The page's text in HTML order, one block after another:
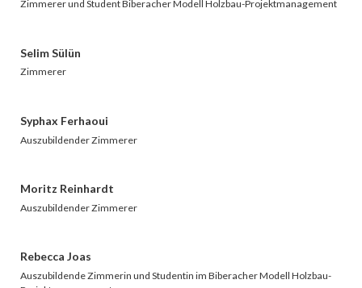
Zimmerer und Student Biberacher Modell Holzbau-Projektmanagement
Selim Sülün
Zimmerer
Syphax Ferhaoui
Auszubildender Zimmerer
Moritz Reinhardt
Auszubildender Zimmerer
Rebecca Joas
Auszubildende Zimmerin und Studentin im Biberacher Modell Holzbau-